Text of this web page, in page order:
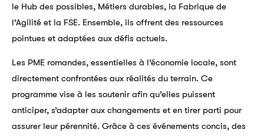
le Hub des possibles, Métiers durables, la Fabrique de
l’Agilité et la FSE. Ensemble, ils offrent des ressources
pointues et adaptées aux défis actuels.
Les PME romandes, essentielles à l’économie locale, sont
directement confrontées aux réalités du terrain. Ce
programme vise à les soutenir afin qu’elles puissent
anticiper, s’adapter aux changements et en tirer parti pour
assurer leur pérennité. Grâce à ces événements concis, des